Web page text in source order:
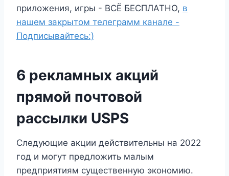
приложения, игры - ВСЁ БЕСПЛАТНО, в
нашем закрытом телеграмм канале -
Подписывайтесь:)
6 рекламных акций
прямой почтовой
рассылки USPS
Следующие акции действительны на 2022
год и могут предложить малым
предприятиям существенную экономию.